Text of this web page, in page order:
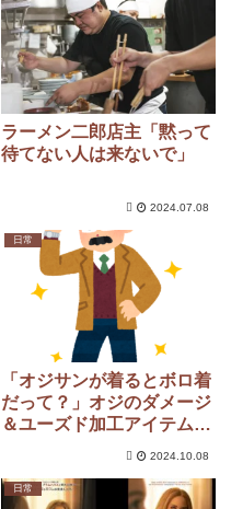
ラーメン二郎店主「黙って
待てない人は来ないで」
2024.07.08
日常
「オジサンが着るとボロ着
だって？」オジのダメージ
＆ユーズド加工アイテムが
2024.10.08
日常